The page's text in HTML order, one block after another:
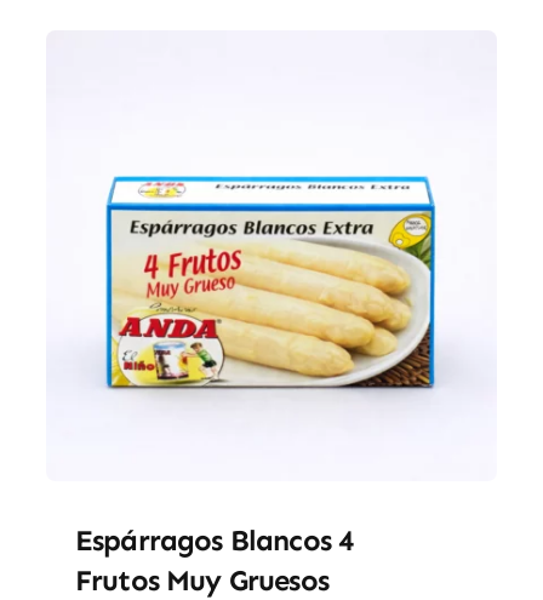
Espárragos Blancos 4
Frutos Muy Gruesos